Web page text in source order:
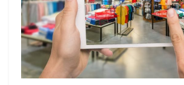
Dicha situación reduciría los
de 1200 millones de euros y el
en alrededor de 500 millones de
este contexto, adidas espera que las
neutrales a la moneda disminuyan a